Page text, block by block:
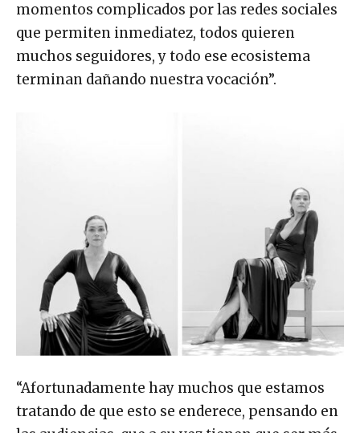
momentos complicados por las redes sociales
que permiten inmediatez, todos quieren
muchos seguidores, y todo ese ecosistema
terminan dañando nuestra vocación”.
“Afortunadamente hay muchos que estamos
tratando de que esto se enderece, pensando en